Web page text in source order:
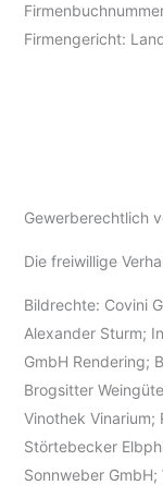
Firmengericht:
Gewerberechtlich
Die freiwillige
Bildrechte: Covini
Alexander Sturm;
GmbH Rendering;
Brogsitter
Vinothek Vinarium;
Störtebecker
Sonnweber